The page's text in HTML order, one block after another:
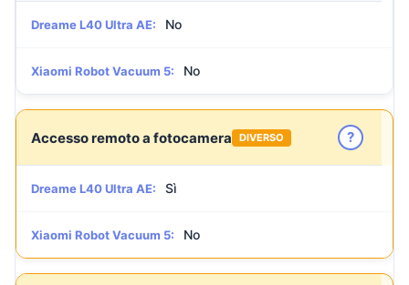
Dreame L40 Ultra AE: No
Xiaomi Robot Vacuum 5: No
Accesso remoto a fotocamera DIVERSO ?
Dreame L40 Ultra AE: Sì
Xiaomi Robot Vacuum 5: No